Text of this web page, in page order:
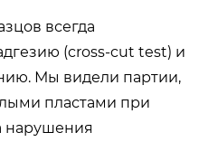
всегда
(cross-cut test) и
Мы видели партии,
пластами при
нарушения